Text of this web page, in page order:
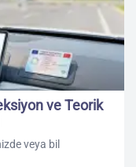
ve Teorik
veya bil